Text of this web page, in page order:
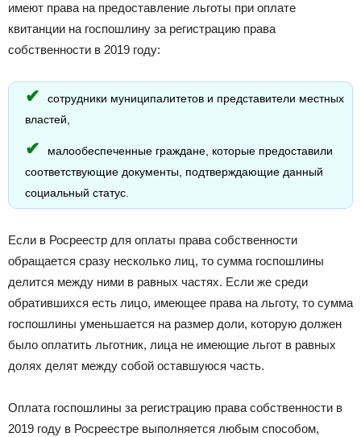
имеют права на предоставление льготы при оплате
квитанции на госпошлину за регистрацию права
собственности в 2019 году:
сотрудники муниципалитетов и представители местных
властей,
малообеспеченные граждане, которые предоставили
соответствующие документы, подтверждающие данный
социальный статус.
Если в Росреестр для оплаты права собственности
обращается сразу несколько лиц, то сумма госпошлины
делится между ними в равных частях. Если же среди
обратившихся есть лицо, имеющее права на льготу, то сумма
госпошлины уменьшается на размер доли, которую должен
было оплатить льготник, лица не имеющие льгот в равных
долях делят между собой оставшуюся часть.
Оплата госпошлины за регистрацию права собственности в
2019 году в Росреестре выполняется любым способом,